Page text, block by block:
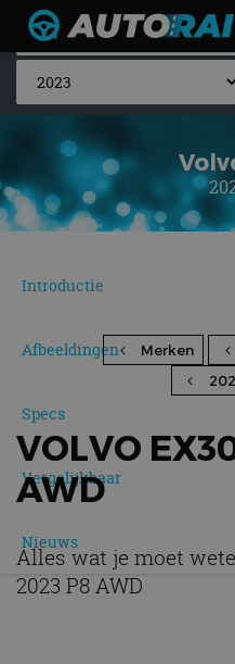
Autonieuws
Podcast
Autotests
Automerken
Adverteren
Contact
Introductie
Afbeeldingen
Specs
Vergelijkbaar
Nieuws
Merken
VOLVO
AWD
Alles wat je moet
2023 P8 AWD